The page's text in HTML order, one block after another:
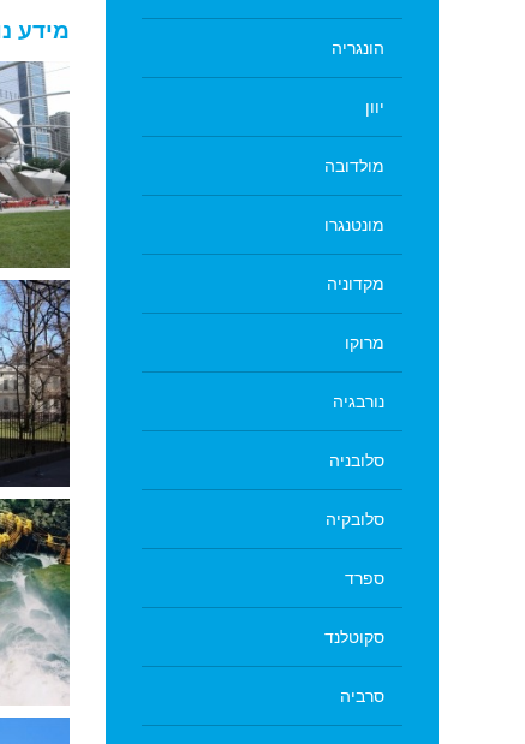
מידע
פסל
אחד
הונגריה
יוון
מולדובה
מונטנגרו
מקדוניה
מרוקו
נורבגיה
סלובניה
סלובקיה
ספרד
סקוטלנד
סרביה